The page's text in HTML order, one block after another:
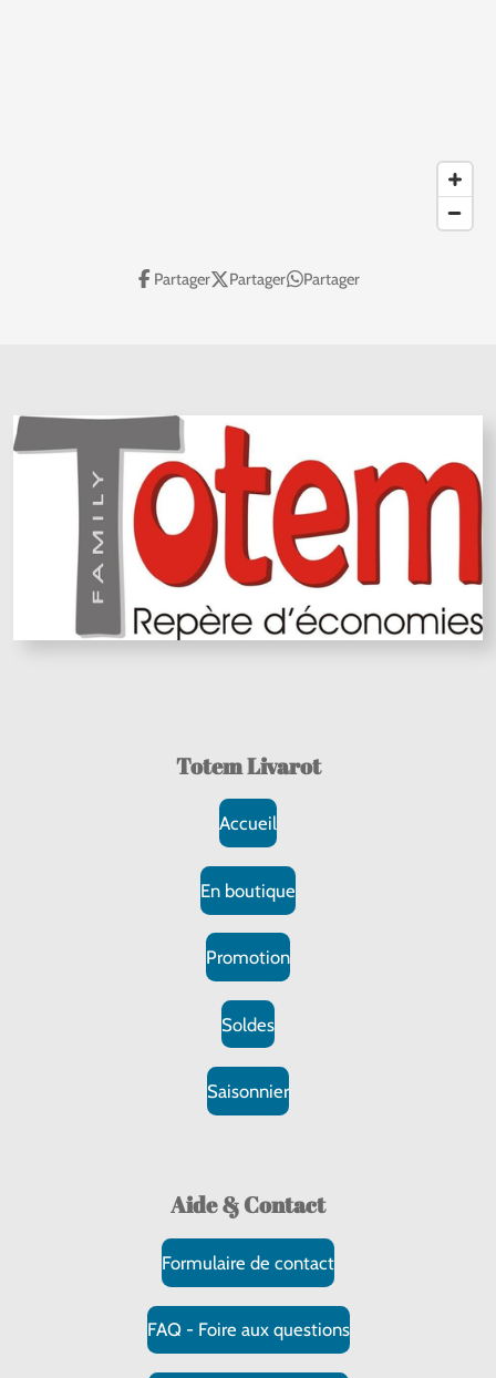
Partager Partager Partager
Totem Livarot
Accueil
En boutique
Promotion
Soldes
Saisonnier
Aide & Contact
Formulaire de contact
FAQ - Foire aux questions